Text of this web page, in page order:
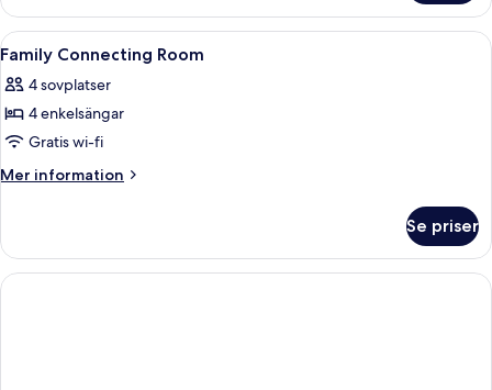
-
flera
sängar
icke-
rökare
Öppna
alla
foton
för
Family
Connecting
Ett sovrum med en säng, en
2
Family Connecting Room
4 sovplatser
4 enkelsängar
Gratis wi-fi
Mer information
Mer
Connecting
Room
Se priser